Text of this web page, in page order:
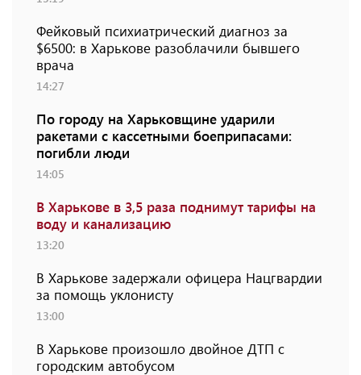
Фейковый психиатрический диагноз за
$6500: в Харькове разоблачили бывшего
врача
14:27
По городу на Харьковщине ударили
ракетами с кассетными боеприпасами:
погибли люди
14:05
В Харькове в 3,5 раза поднимут тарифы на
воду и канализацию
13:20
В Харькове задержали офицера Нацгвардии
за помощь уклонисту
13:00
В Харькове произошло двойное ДТП с
городским автобусом